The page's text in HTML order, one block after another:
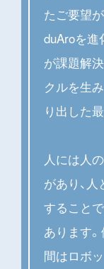
たご要望
duAroを進
が課題解
クルを生
り出した
人には人
があり、
すること
あります
間はロボ